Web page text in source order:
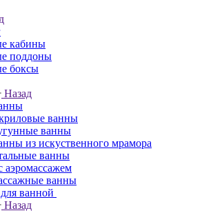
кабины
поддоны
боксы
Назад
ванны
ванны
из искуственного мрамора
ванны
аэромассажем
ванны
ванной
Назад